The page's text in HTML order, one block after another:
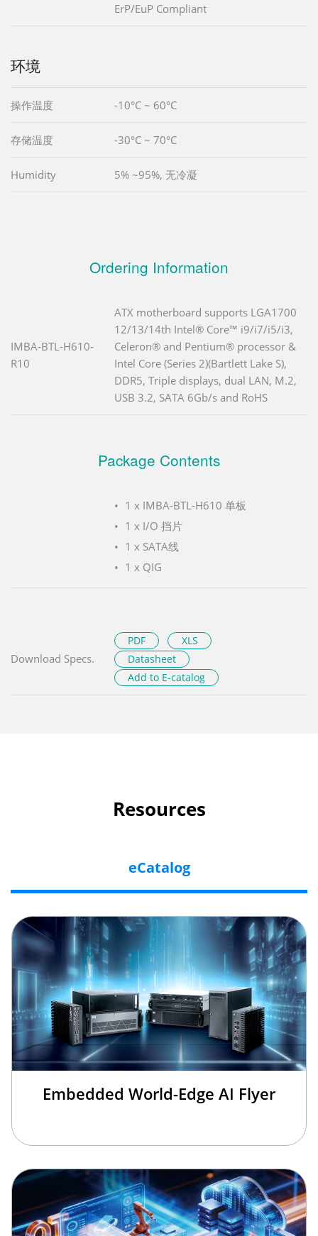
ErP/EuP Compliant
环境
操作温度 -10°C ~ 60°C
存储温度 -30°C ~ 70°C
Humidity 5% ~95%, 无冷凝
Ordering Information
IMBA-BTL-H610-
R10
ATX motherboard supports LGA1700
12/13/14th Intel® Core™ i9/i7/i5/i3,
Celeron® and Pentium® processor &
Intel Core (Series 2)(Bartlett Lake S),
DDR5, Triple displays, dual LAN, M.2,
USB 3.2, SATA 6Gb/s and RoHS
Package Contents
1 x IMBA-BTL-H610 单板
1 x I/O 挡片
1 x SATA线
1 x QIG
Download Specs.
PDF
XLS
Datasheet
Add to E-catalog
Resources
eCatalog
Embedded World-Edge AI Flyer